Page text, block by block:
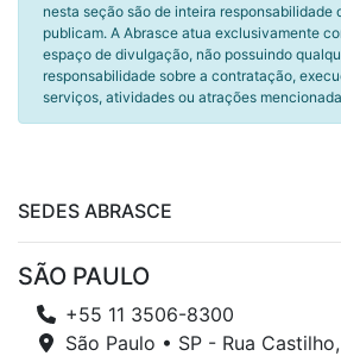
nesta seção são de inteira responsabilidade
publicam. A Abrasce atua exclusivamente
espaço de divulgação, não possuindo
responsabilidade sobre a contratação,
serviços, atividades ou atrações
SEDES ABRASCE
SÃO PAULO
+55 11 3506-8300
São Paulo • SP - Rua